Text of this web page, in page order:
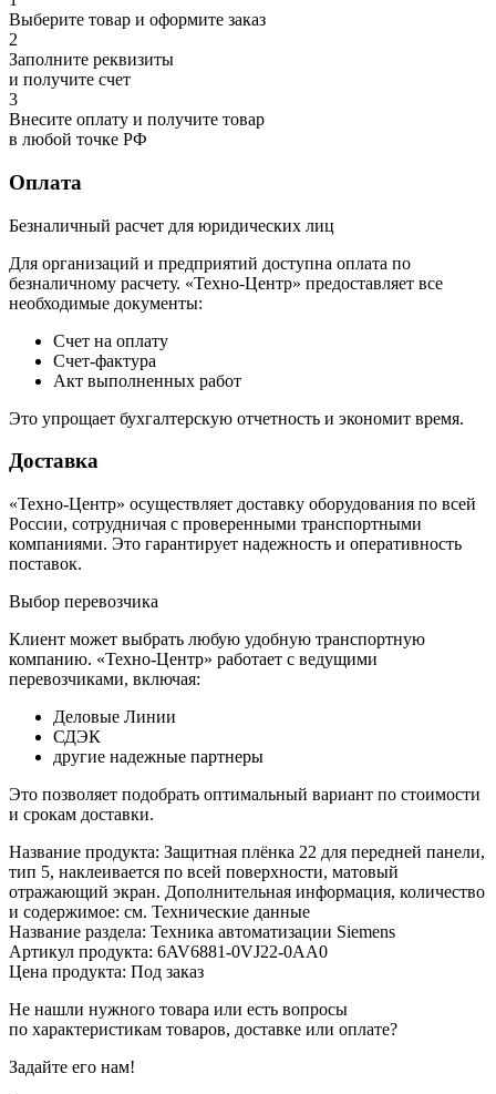
Выберите товар и оформите заказ
2
Заполните реквизиты
и получите счет
3
Внесите оплату и получите товар
в любой точке РФ
Оплата
Безналичный расчет для юридических лиц
Для организаций и предприятий доступна оплата по
безналичному расчету. «Техно-Центр» предоставляет все
необходимые документы:
Счет на оплату
Счет-фактура
Акт выполненных работ
Это упрощает бухгалтерскую отчетность и экономит время.
Доставка
«Техно-Центр» осуществляет доставку оборудования по всей
России, сотрудничая с проверенными транспортными
компаниями. Это гарантирует надежность и оперативность
поставок.
Выбор перевозчика
Клиент может выбрать любую удобную транспортную
компанию. «Техно-Центр» работает с ведущими
перевозчиками, включая:
Деловые Линии
СДЭК
другие надежные партнеры
Это позволяет подобрать оптимальный вариант по стоимости
и срокам доставки.
Название продукта: Защитная плёнка 22 для передней панели,
тип 5, наклеивается по всей поверхности, матовый
отражающий экран. Дополнительная информация, количество
и содержимое: см. Технические данные
Название раздела: Техника автоматизации Siemens
Артикул продукта: 6AV6881-0VJ22-0AA0
Цена продукта: Под заказ
Не нашли нужного товара или есть вопросы
по характеристикам товаров, доставке или оплате?
Задайте его нам!